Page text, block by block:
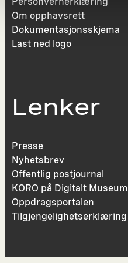
Om opphavsrett
Dokumentasjonsskjema
Last ned logo
Lenker
Presse
Nyhetsbrev
Offentlig postjournal
KORO på Digitalt Museum
Oppdragsportalen
Tilgjengelighetserklæring